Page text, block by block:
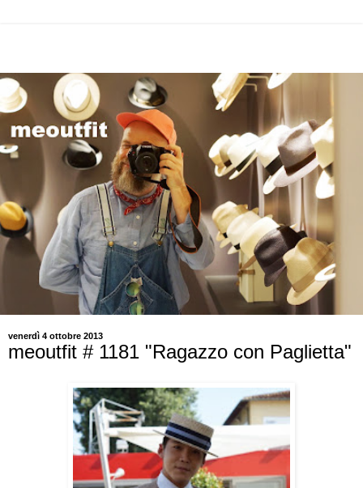
venerdì 4 ottobre 2013
meoutfit # 1181 "Ragazzo con Paglietta"